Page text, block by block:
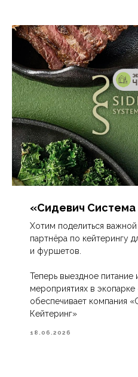
«Сидевич Система
Хотим поделиться
партнёра по кейтерингу
и фуршетов.
Теперь выездное
мероприятиях в экопарке
обеспечивает компания
Кейтеринг»
18.06.2026